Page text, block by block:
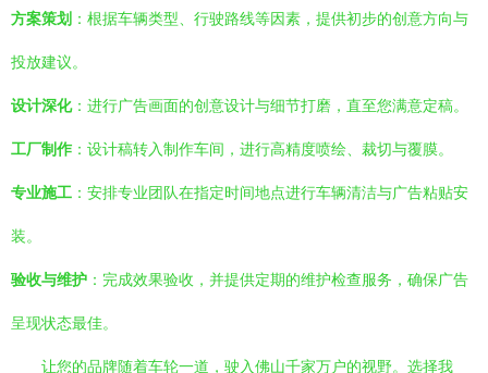
方案策划 ：根据车辆类型、行驶路线等因素，提供初步的创意方向与
投放建议。
设计深化：进行广告画面的创意设计与细节打磨，直至您满意定稿。
工厂制作 ：设计稿转入制作车间，进行高精度喷绘、裁切与覆膜。
专业施工 ：安排专业团队在指定时间地点进行车辆清洁与广告粘贴安
装。
验收与维护 ：完成效果验收，并提供定期的维护检查服务，确保广告
呈现状态最佳。
让您的品牌随着车轮一道，驶入佛山千家万户的视野。选择我